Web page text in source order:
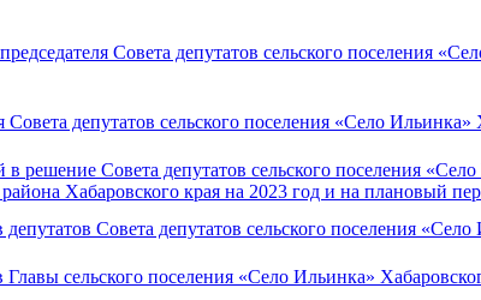
Совета депутатов сельского поселения
депутатов сельского поселения «Село
решение Совета депутатов сельского поселения
Хабаровского края на 2023 год и на плановый
Совета депутатов сельского поселения
сельского поселения «Село Ильинка»